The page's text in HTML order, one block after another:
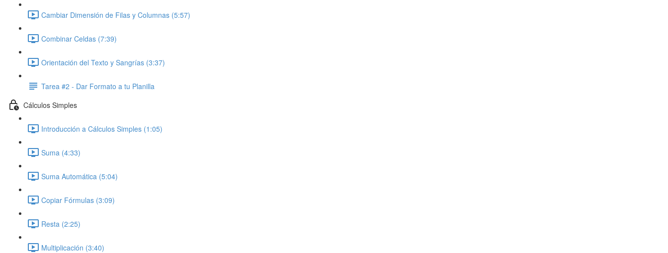
Cambiar Dimensión de Filas y Columnas (5:57)
Combinar Celdas (7:39)
Orientación del Texto y Sangrías (3:37)
Tarea #2 - Dar Formato a tu Planilla
Cálculos Simples
Introducción a Cálculos Simples (1:05)
Suma (4:33)
Suma Automática (5:04)
Copiar Fórmulas (3:09)
Resta (2:25)
Multiplicación (3:40)